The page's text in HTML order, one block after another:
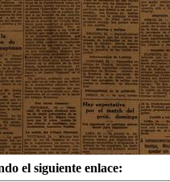
el siguiente enlace: